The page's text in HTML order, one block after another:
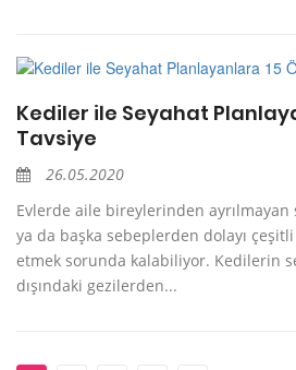
Kediler ile Seyahat
Tavsiye
26.05.2020
Evlerde aile bireylerinden
ya da başka sebeplerden dolayı
etmek sorunda kalabiliyor. Kedilerin
dışındaki gezilerden...